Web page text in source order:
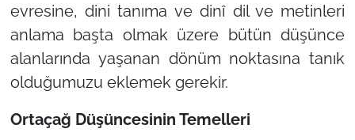
evresine, dini tanıma ve dinî dil ve metinleri
anlama başta olmak üzere bütün düşünce
alanlarında yaşanan dönüm noktasına tanık
olduğumuzu eklemek gerekir.
Ortaçağ Düşüncesinin Temelleri